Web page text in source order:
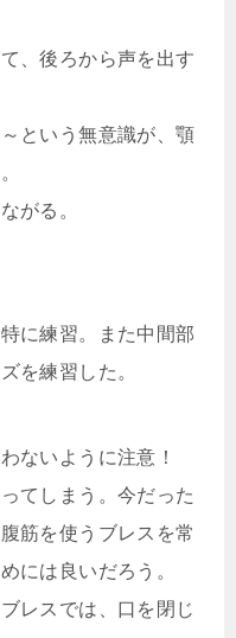
、後ろから声を出す
という無意識が、顎
がる。
に練習。また中間部
を練習した。
ないように注意！
てしまう。今だった
筋を使うブレスを常
には良いだろう。
レスでは、口を閉じ